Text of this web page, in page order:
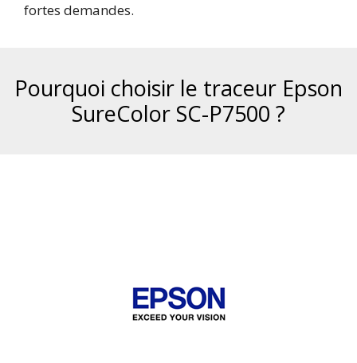
fortes demandes.
Pourquoi choisir le traceur Epson
SureColor SC-P7500 ?